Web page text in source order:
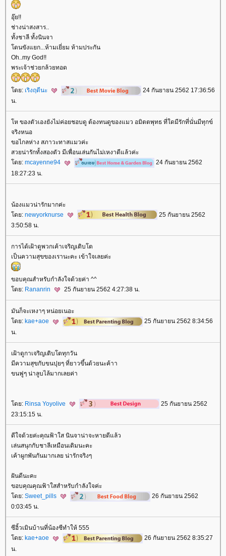
อุ๊ย!!
ช่างน่าสงสาร..
ทั้งชาลี ทั้งนินจา
ดนขังแยก...ห้ามเยี่ยม ห้ามประกัน
Oh..my God!!
พระเจ้าช่วยกล้วยทอด
ดย: เริงฤดีนะ
24 กันยายน 2562 17:36:56
น.
ห ของตัวเองยังไม่ค่อยชอบดู ต้องทนดูของแมว อมิตตพุทธ ที่ใดมีรักที่นั่นมีทุกข์
จริงหนอ
ขอไกลห่าง สภาวะทาสแมวค่ะ
สวยน่ารักทั้งสองตัว มีเพื่อนเล่นกันไม่เหงาดีแล้วค่ะ
ดย: mcayenne94
24 กันยายน 2562
18:27:23 น.
น้องแมวน่ารักมากค่ะ
ดย: newyorknurse
25 กันยายน 2562
3:50:58 น.
การได้เฝ้าดูพวกเค้าเจริญเติบโต
เป็นความสุขของเรานะคะ เข้าใจเลยค่ะ
ขอบคุณสำหรับกำลังใจด้วยค่า ^^
ดย: Rananrin 25 กันยายน 2562 4:27:38 น.
มันก็จะเหงาๆ หน่อยเนอะ
ดย: kae+aoe
25 กันยายน 2562 8:34:56
น.
เฝ้าดูกาเจริญเติบโตทุกวัน
มีความสุขกับขนปุยๆ ที่ยาวขึ้นด้วยนะค้าา
ขนฟูๆ น่าลูบไล้มากเลยค่า
ดย: Rinsa Yoyolive
25 กันยายน 2562
23:15:15 น.
ดีใจด้วยค่ะคุณฟ้าใส นินจาน่าจะหายดีแล้ว
เล่นสนุกกับชาลีเหมือนเดิมนะคะ
เค้าผูกพันกันมากเลย น่ารักจริงๆ
ฝันดีนะคะ
ขอบคุณคุณฟ้าใสสำหรับกำลังใจค่ะ
ดย: Sweet_pills
26 กันยายน 2562
0:03:45 น.
ซีอิ้วเมินบ้านที่น้องซีทำให้ 555
ดย: kae+aoe
26 กันยายน 2562 8:35:27
น.